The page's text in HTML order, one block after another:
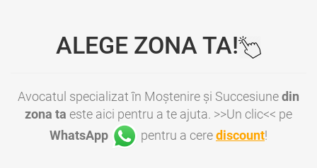
ALEGE ZONA TA!
Avocatul specializat în Moștenire și Succesiunedin
zona ta este aici pentru a te ajuta. >>Un clic<< pe
WhatsApp
pentru a cerediscount!